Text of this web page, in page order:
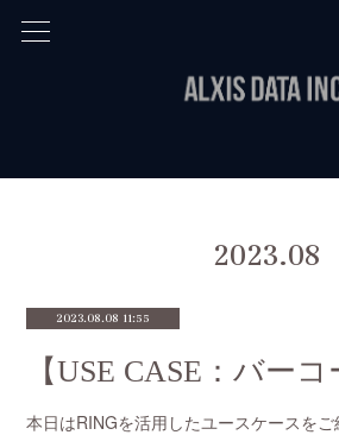
2023.08
2023.08.08 11:55
本日はRINGを活用したユースケースを